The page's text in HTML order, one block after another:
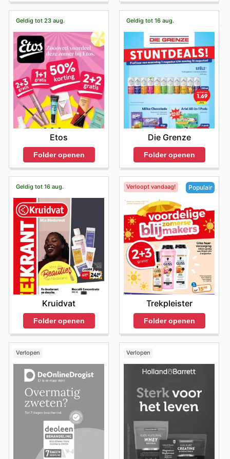
Geldig tot 23 aug.
Etos
Folder openen
Geldig tot 16 aug.
Die Grenze
Folder openen
Geldig tot 16 aug.
Kruidvat
Folder openen
Verloopt vandaag! Populair
Trekpleister
Folder openen
Verlopen Verlopen